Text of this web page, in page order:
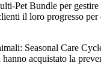
Pet Bundle per
il loro progresso
Seasonal Care
acquistato la